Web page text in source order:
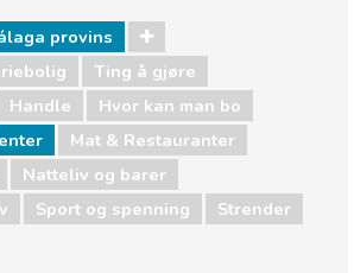
provins
Ting å gjøre
Handle
Hvor kan man bo
Mat & Restauranter
Natteliv og barer
Sport og spenning Strender